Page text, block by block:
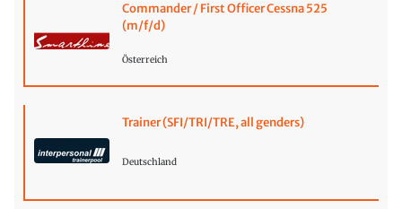
Commander / First Officer Cessna 525
(m/f/d)
Österreich
Trainer (SFI/TRI/TRE, all genders)
Deutschland